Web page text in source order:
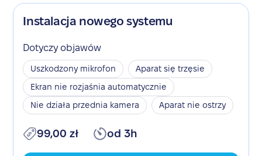
Instalacja nowego systemu
Dotyczy objawów
Uszkodzony mikrofon
Aparat się trzęsie
Ekran nie rozjaśnia automatycznie
Nie działa przednia kamera
Aparat nie ostrzy
99,00 zł od 3h